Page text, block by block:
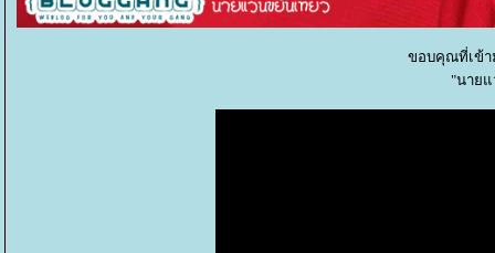
ขอบคุณที่เข้า
"นายแ